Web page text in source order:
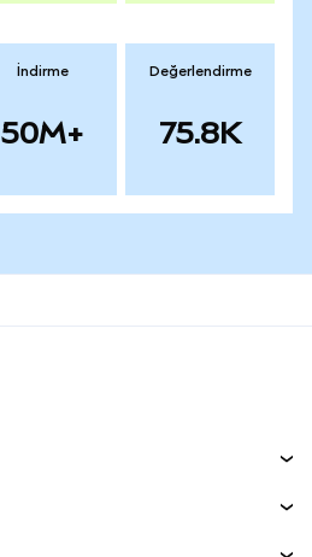
İndirme
50M+
Değerlendirme
75.8K